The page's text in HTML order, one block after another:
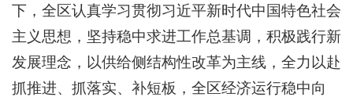
下，全 区认真学习贯彻习近平新时代中国特色社会
主义思想，坚持稳中求进工作总基调，积极践行新
发展理念，以供给侧结构性改革为主线，全力以赴
抓推进、抓落实、补短板，全 区经济运行稳中向